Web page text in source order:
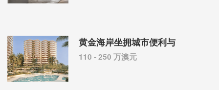
黄金海岸坐拥城市便利与
110 - 250 万澳元